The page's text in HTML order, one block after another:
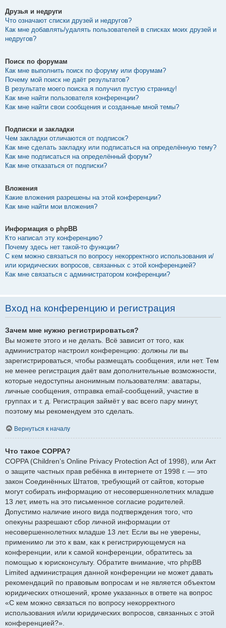
Друзья и недруги
Что означают списки друзей и недругов?
Как мне добавлять/удалять пользователей в списках моих друзей и
недругов?
Поиск по форумам
Как мне выполнить поиск по форуму или форумам?
Почему мой поиск не даёт результатов?
В результате моего поиска я получил пустую страницу!
Как мне найти пользователя конференции?
Как мне найти свои сообщения и созданные мной темы?
Подписки и закладки
Чем закладки отличаются от подписок?
Как мне сделать закладку или подписаться на определённую тему?
Как мне подписаться на определённый форум?
Как мне отказаться от подписки?
Вложения
Какие вложения разрешены на этой конференции?
Как мне найти мои вложения?
Информация о phpBB
Кто написал эту конференцию?
Почему здесь нет такой-то функции?
С кем можно связаться по вопросу некорректного использования и/
или юридических вопросов, связанных с этой конференцией?
Как мне связаться с администратором конференции?
Вход на конференцию и регистрация
Зачем мне нужно регистрироваться?
Вы можете этого и не делать. Всё зависит от того, как
администратор настроил конференцию: должны ли вы
зарегистрироваться, чтобы размещать сообщения, или нет. Тем
не менее регистрация даёт вам дополнительные возможности,
которые недоступны анонимным пользователям: аватары,
личные сообщения, отправка email-сообщений, участие в
группах и т. д. Регистрация займёт у вас всего пару минут,
поэтому мы рекомендуем это сделать.
Вернуться к началу
Что такое COPPA?
COPPA (Children’s Online Privacy Protection Act of 1998), или Акт
о защите частных прав ребёнка в интернете от 1998 г. — это
закон Соединённых Штатов, требующий от сайтов, которые
могут собирать информацию от несовершеннолетних младше
13 лет, иметь на это письменное согласие родителей.
Допустимо наличие иного вида подтверждения того, что
опекуны разрешают сбор личной информации от
несовершеннолетних младше 13 лет. Если вы не уверены,
применимо ли это к вам, как к регистрирующемуся на
конференции, или к самой конференции, обратитесь за
помощью к юрисконсульту. Обратите внимание, что phpBB
Limited администрация данной конференции не может давать
рекомендаций по правовым вопросам и не является объектом
юридических отношений, кроме указанных в ответе на вопрос
«С кем можно связаться по вопросу некорректного
использования и/или юридических вопросов, связанных с этой
конференцией?».